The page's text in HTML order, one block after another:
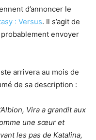
d’annoncer le
: Versus. Il s’agit de
envoyer
arrivera au mois de
de sa description :
Vira a grandit aux
une sœur et
les pas de Katalina,